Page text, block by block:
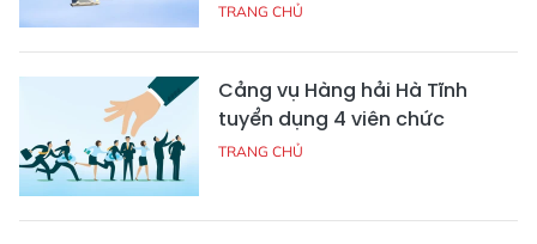
TRANG CHỦ
Cảng vụ Hàng hải Hà Tĩnh
tuyển dụng 4 viên chức
TRANG CHỦ